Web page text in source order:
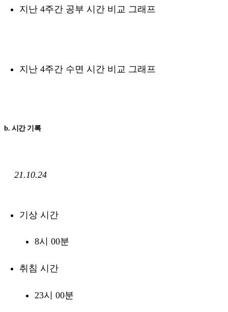
지난 4주간 공부 시간 비교 그래프
지난 4주간 수면 시간 비교 그래프
b. 시간 기록
21.10.24
기상 시간
8시 00분
취침 시간
23시 00분